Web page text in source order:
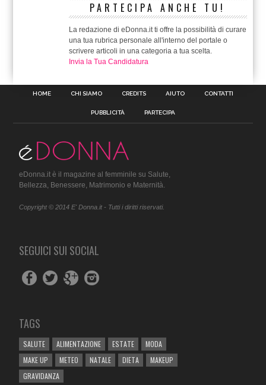
PARTECIPA ANCHE TU!
La redazione di eDonna.it ti offre la possibilità di curare
una tua rubrica personale all'interno del portale o
scrivere articoli in una categoria a tua scelta.
Invia la Tua Candidatura
HOME CHI SIAMO CREDITS AIUTO CONTATTI
PUBBLICITÀ PARTECIPA
eDonna.it è il magazine al femminile su Salute,
Bellezza, Benessere, Matrimonio e Maternità.
Copyright © 2014 E' Donna.it - Tutti i diritti riservati.
SEGUICI SUI SOCIAL
TAGS
SALUTE ALIMENTAZIONE ESTATE
MODA
MAKE UP
METEO NATALE DIETA
MAKEUP
GRAVIDANZA